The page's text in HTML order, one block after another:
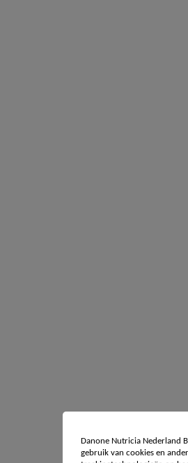
Danone Nutricia Nederland
gebruik van cookies en